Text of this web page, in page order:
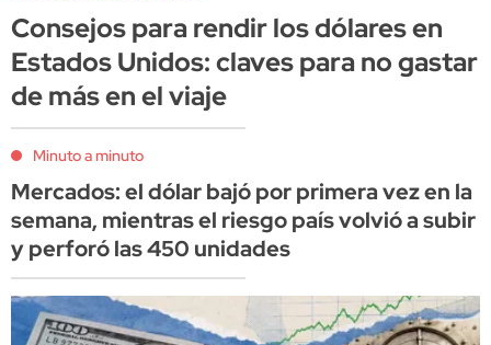
Consejos para rendir los dólares en
Estados Unidos: claves para no gastar
de más en el viaje
Minuto a minuto
Mercados: el dólar bajó por primera vez en la
semana, mientras el riesgo país volvió a subir
y perforó las 450 unidades